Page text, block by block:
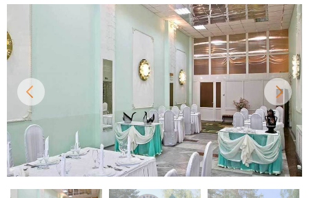
Красноборский район
Онежский район
Северодвинск Устьянский район